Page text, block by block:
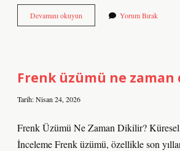
Devamını okuyun
kelimesinin
Yorum Bırak
Frenk üzümü ne zaman
Tarih: Nisan 24, 2026
Frenk Üzümü Ne Zaman Dikilir? Küresel
İnceleme Frenk üzümü, özellikle son